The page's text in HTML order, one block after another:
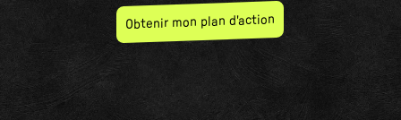
Obtenir mon plan d'action